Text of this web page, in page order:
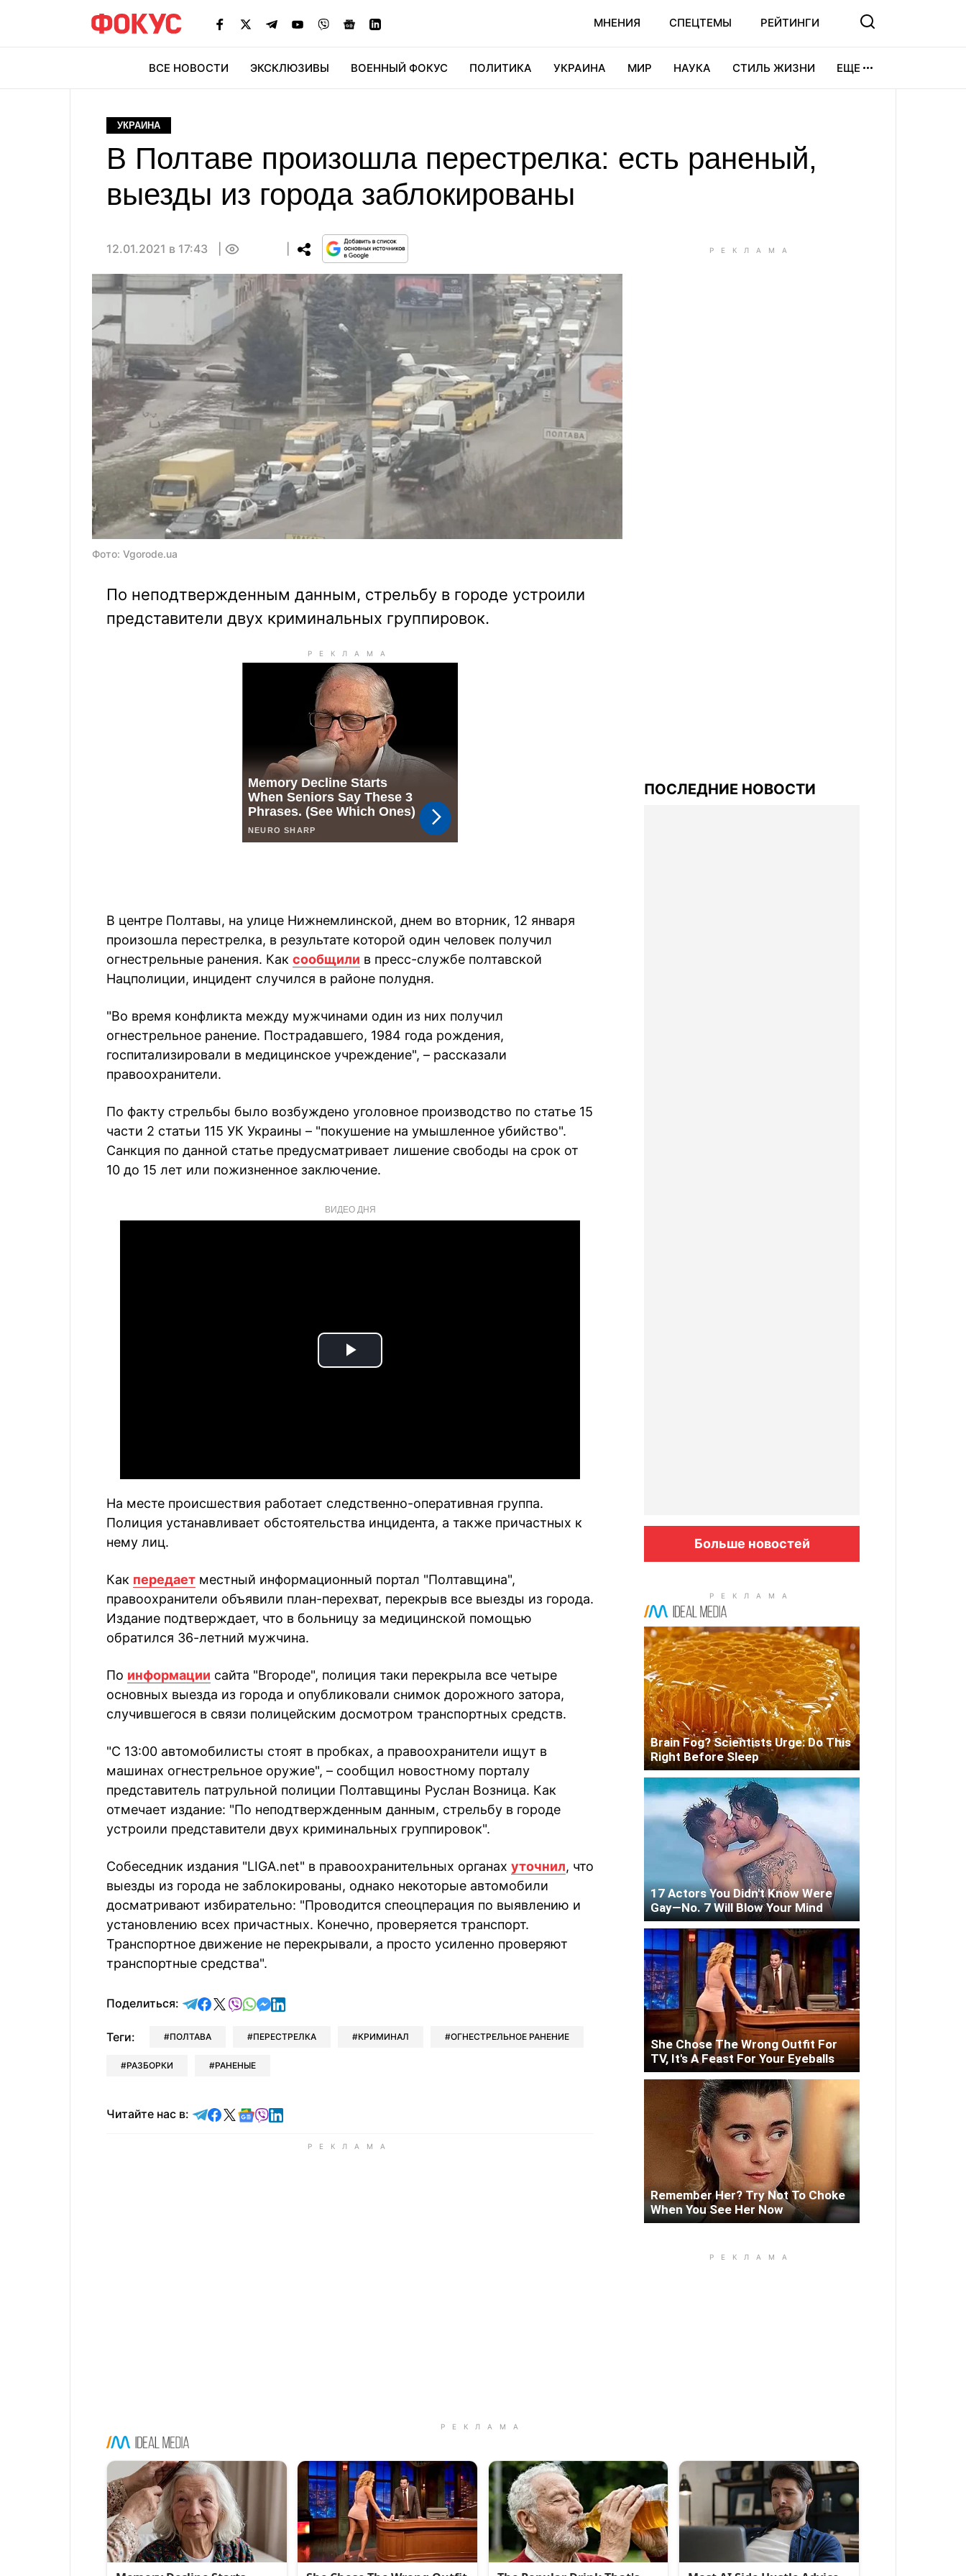
МНЕНИЯ СПЕЦТЕМЫ РЕЙТИНГИ
ВСЕ НОВОСТИ ЭКСКЛЮЗИВЫ ВОЕННЫЙ ФОКУС ПОЛИТИКА УКРАИНА МИР НАУКА СТИЛЬ ЖИЗНИ ЕЩЕ
УКРАИНА
В Полтаве произошла перестрелка: есть раненый,
выезды из города заблокированы
12.01.2021 в 17:43
Фото: Vgorode.ua
По неподтвержденным данным, стрельбу в городе устроили
представители двух криминальных группировок.
В центре Полтавы, на улице Нижнемлинской, днем во вторник, 12 января
произошла перестрелка, в результате которой один человек получил
огнестрельные ранения. Как сообщили в пресс-службе полтавской
Нацполиции, инцидент случился в районе полудня.
"Во время конфликта между мужчинами один из них получил
огнестрельное ранение. Пострадавшего, 1984 года рождения,
госпитализировали в медицинское учреждение", – рассказали
правоохранители.
По факту стрельбы было возбуждено уголовное производство по статье 15
части 2 статьи 115 УК Украины – "покушение на умышленное убийство".
Санкция по данной статье предусматривает лишение свободы на срок от
10 до 15 лет или пожизненное заключение.
ВИДЕО ДНЯ
Play
На месте происшествия работает следственно-оперативная группа.
Полиция устанавливает обстоятельства инцидента, а также причастных к
нему лиц.
Как передает местный информационный портал "Полтавщина",
правоохранители объявили план-перехват, перекрыв все выезды из города.
Издание подтверждает, что в больницу за медицинской помощью
обратился 36-летний мужчина.
По информации сайта "Вгороде", полиция таки перекрыла все четыре
основных выезда из города и опубликовали снимок дорожного затора,
случившегося в связи полицейским досмотром транспортных средств.
"С 13:00 автомобилисты стоят в пробках, а правоохранители ищут в
машинах огнестрельное оружие", – сообщил новостному порталу
представитель патрульной полиции Полтавщины Руслан Возница. Как
отмечает издание: "По неподтвержденным данным, стрельбу в городе
устроили представители двух криминальных группировок".
Собеседник издания "LIGA.net" в правоохранительных органах уточнил, что
выезды из города не заблокированы, однако некоторые автомобили
досматривают избирательно: "Проводится спеоцперация по выявлению и
установлению всех причастных. Конечно, проверяется транспорт.
Транспортное движение не перекрывали, а просто усиленно проверяют
транспортные средства".
Поделиться: отправить в Telegram
поделиться в Facebook
поделиться в X
отправить в Viber
отправить в Whatsapp
отправить в Messenger
отправить в LinkedIn
Теги: ПОЛТАВА ПЕРЕСТРЕЛКА КРИМИНАЛ ОГНЕСТРЕЛЬНОЕ РАНЕНИЕ
РАЗБОРКИ РАНЕНЫЕ
Читайте нас в: Читайте в Telegram
Читайте в Facebook
Читайте в X
Читайте в Google news
Читайте в Viber
Читайте в LinkedIn
ПОСЛЕДНИЕ НОВОСТИ
Больше новостей